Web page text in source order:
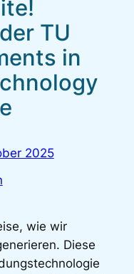
TU
in
2025
wie wir
Diese